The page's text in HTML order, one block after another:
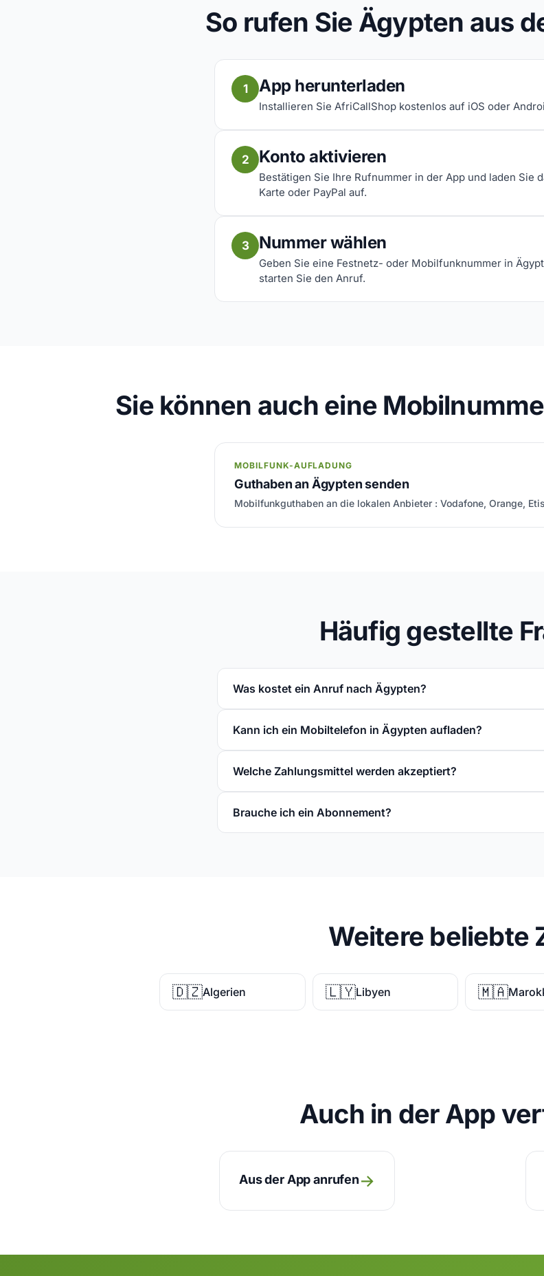
So rufen Sie Ägypten aus
1 App herunterladen
Installieren Sie AfriCallShop kostenlos auf iOS oder
2 Konto aktivieren
Bestätigen Sie Ihre Rufnummer in der App und laden Sie
Karte oder PayPal auf.
3 Nummer wählen
Geben Sie eine Festnetz- oder Mobilfunknummer in
starten Sie den Anruf.
Sie können auch eine
MOBILFUNK-AUFLADUNG
Guthaben an Ägypten senden
Mobilfunkguthaben an die lokalen Anbieter : Vodafone, Orange,
Häufig gestellte
Was kostet ein Anruf nach Ägypten?
Kann ich ein Mobiltelefon in Ägypten aufladen?
Welche Zahlungsmittel werden akzeptiert?
Brauche ich ein Abonnement?
Weitere beliebte
🇩🇿Algerien 🇱🇾Libyen 🇲🇦
Auch in der App
Aus der App anrufen→